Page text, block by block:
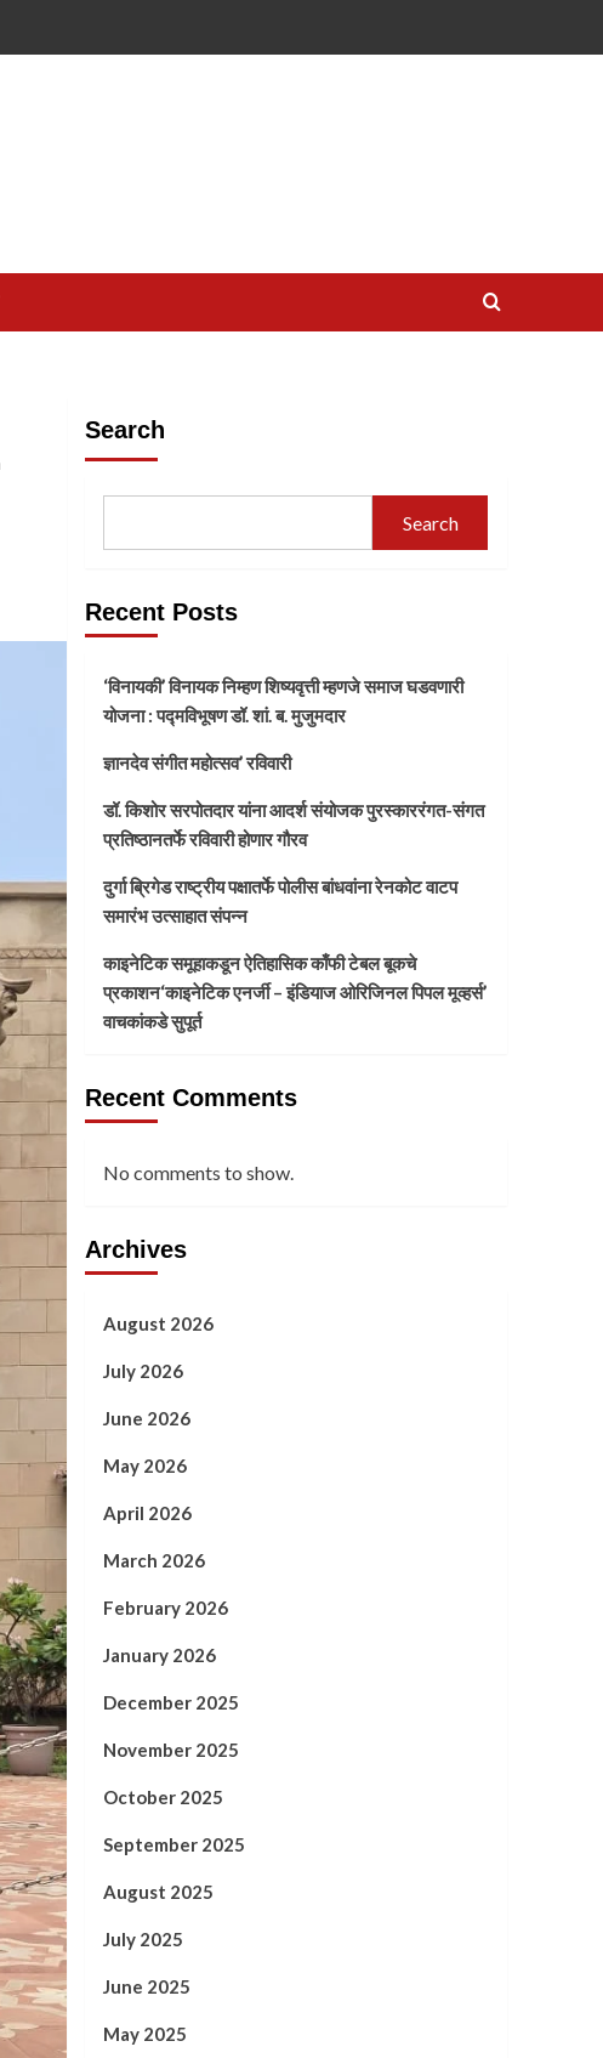
Search
Search
Recent Posts
‘विनायकी’ विनायक निम्हण शिष्यवृत्ती म्हणजे समाज घडवणारी
योजना : पद्मविभूषण डॉ. शां. ब. मुजुमदार
ज्ञानदेव संगीत महोत्सव’ रविवारी
डॉ. किशोर सरपोतदार यांना आदर्श संयोजक पुरस्काररंगत-संगत
प्रतिष्ठानतर्फे रविवारी होणार गौरव
दुर्गा ब्रिगेड राष्ट्रीय पक्षातर्फे पोलीस बांधवांना रेनकोट वाटप
समारंभ उत्साहात संपन्न
काइनेटिक समूहाकडून ऐतिहासिक काँफी टेबल बूकचे
प्रकाशन‘काइनेटिक एनर्जी – इंडियाज ओरिजिनल पिपल मूव्हर्स’
वाचकांकडे सुपूर्त
Recent Comments
No comments to show.
Archives
August 2026
July 2026
June 2026
May 2026
April 2026
March 2026
February 2026
January 2026
December 2025
November 2025
October 2025
September 2025
August 2025
July 2025
June 2025
May 2025